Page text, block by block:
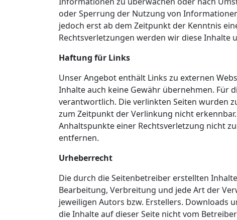
oder Sperrung der Nutzung von
jedoch erst ab dem Zeitpunkt der Kenntnis
Rechtsverletzungen werden wir diese Inhalte
Haftung für Links
Unser Angebot enthält Links zu externen
Inhalte auch keine Gewähr übernehmen. Für
verantwortlich. Die verlinkten Seiten wurden
zum Zeitpunkt der Verlinkung nicht
Anhaltspunkte einer Rechtsverletzung nicht
entfernen.
Urheberrecht
Die durch die Seitenbetreiber erstellten
Bearbeitung, Verbreitung und jede Art der
jeweiligen Autors bzw. Erstellers. Downloads
die Inhalte auf dieser Seite nicht vom